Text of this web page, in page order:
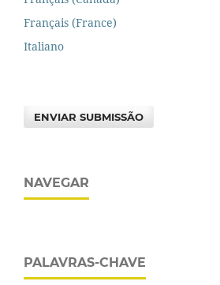
Français (France)
Italiano
ENVIAR SUBMISSÃO
NAVEGAR
PALAVRAS-CHAVE